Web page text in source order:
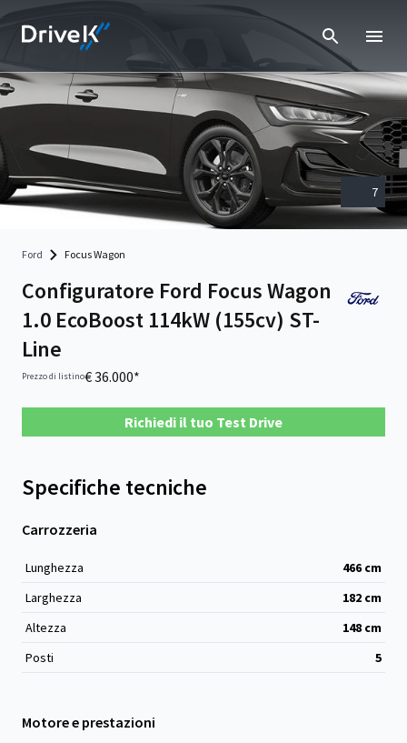
7
Ford Focus Wagon
Configuratore Ford Focus Wagon
1.0 EcoBoost 114kW (155cv) ST-
Line
Prezzo di listino€ 36.000*
Richiedi il tuo Test Drive
Specifiche tecniche
Carrozzeria
Lunghezza 466 cm
Larghezza
182 cm
Altezza
148 cm
Posti
5
Motore e prestazioni